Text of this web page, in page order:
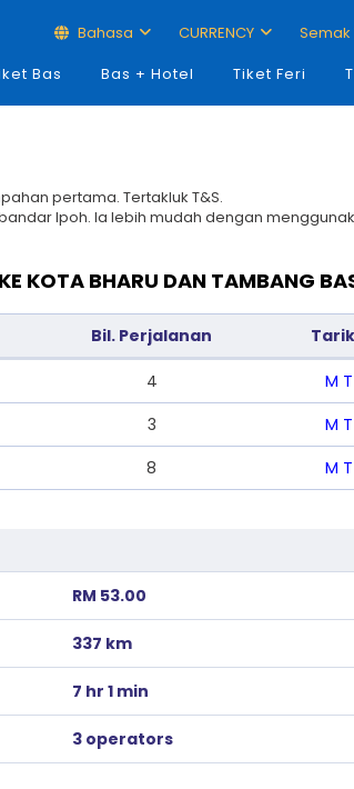
Bahasa CURRENCY
Bas Bas + Hotel Tiket Feri
pertama. Tertakluk T&S.
Ipoh. Ia lebih mudah dengan
KOTA BHARU DAN TAMBANG
Bil. Perjalanan
4 M T
3 M T
8 M T
RM 53.00
337 km
7 hr 1 min
3 operators